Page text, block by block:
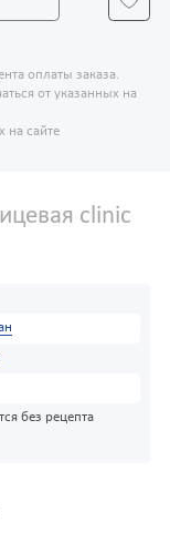
оплаты заказа.
от указанных на
на сайте
clinic
без рецепта